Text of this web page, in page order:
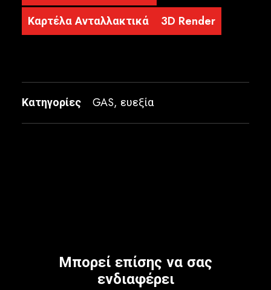
Καρτέλα Ανταλλακτικά
3D Render
Κατηγορίες GAS, ευεξία
Μπορεί επίσης να σας
ενδιαφέρει